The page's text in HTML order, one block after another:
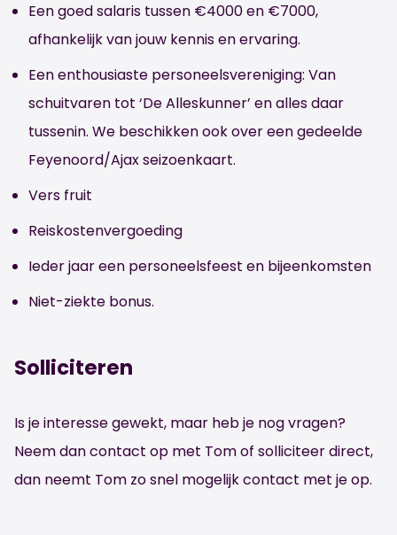
Een goed salaris tussen €4000 en €7000,
afhankelijk van jouw kennis en ervaring.
Een enthousiaste personeelsvereniging: Van
schuitvaren tot ‘De Alleskunner’ en alles daar
tussenin. We beschikken ook over een gedeelde
Feyenoord/Ajax seizoenkaart.
Vers fruit
Reiskostenvergoeding
Ieder jaar een personeelsfeest en bijeenkomsten
Niet-ziekte bonus.
Solliciteren
Is je interesse gewekt, maar heb je nog vragen?
Neem dan contact op met Tom of solliciteer direct,
dan neemt Tom zo snel mogelijk contact met je op.